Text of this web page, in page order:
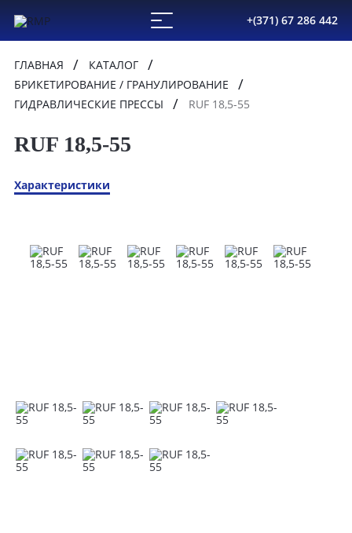
+(371) 67 286 442
ГЛАВНАЯ
КАТАЛОГ
БРИКЕТИРОВАНИЕ / ГРАНУЛИРОВАНИЕ
ГИДРАВЛИЧЕСКИЕ ПРЕССЫ
RUF 18,5-55
RUF 18,5-55
Характеристики